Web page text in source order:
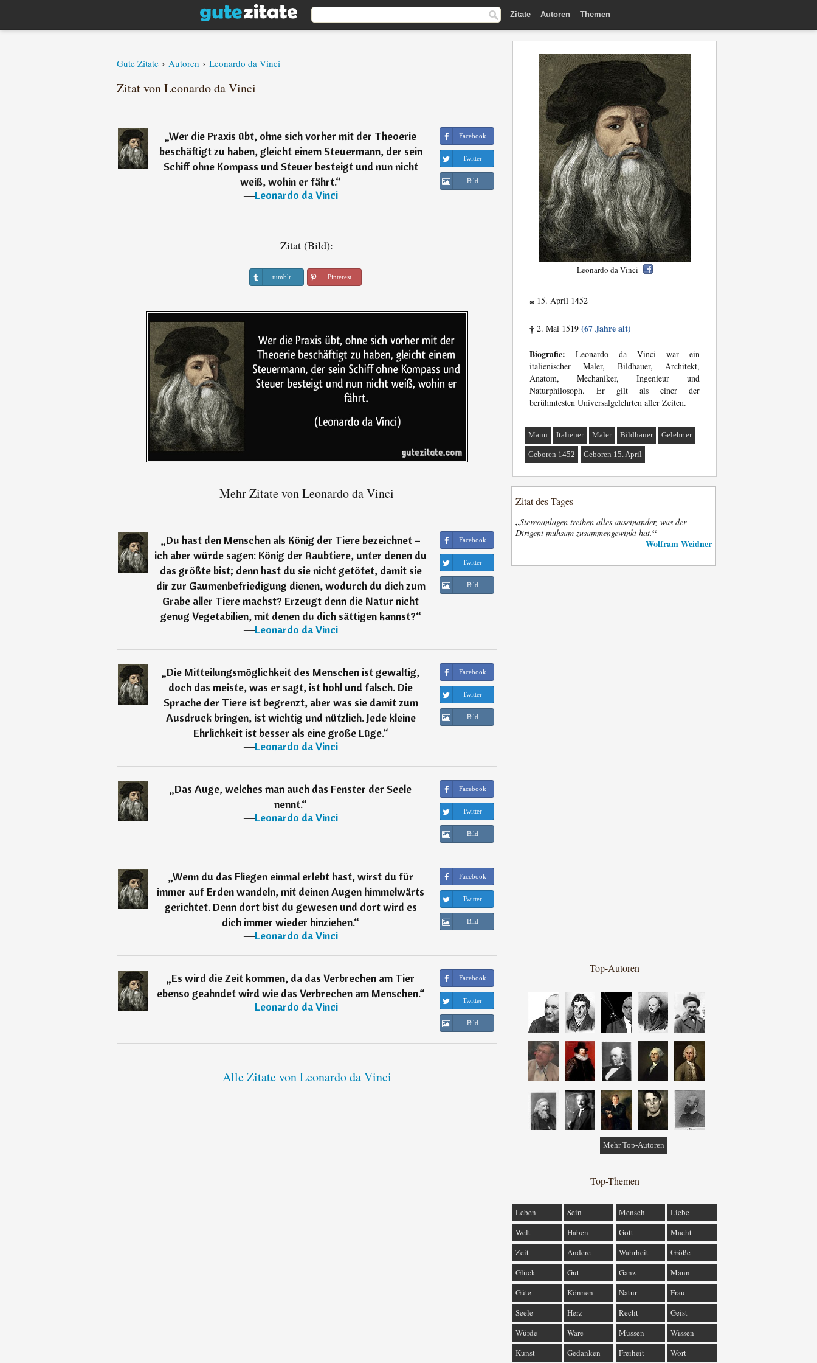
Zitate Autoren Themen
Gute Zitate › Autoren › Leonardo da Vinci
Zitat von Leonardo da Vinci
„Wer die Praxis übt, ohne sich vorher mit der Theoerie
beschäftigt zu haben, gleicht einem Steuermann, der sein
Schiff ohne Kompass und Steuer besteigt und nun nicht
weiß, wohin er fährt.“
―Leonardo da Vinci
Facebook
Twitter
Bild
Zitat (Bild):
tumblr Pinterest
Mehr Zitate von Leonardo da Vinci
„Du hast den Menschen als König der Tiere bezeichnet –
ich aber würde sagen: König der Raubtiere, unter denen du
das größte bist; denn hast du sie nicht getötet, damit sie
dir zur Gaumenbefriedigung dienen, wodurch du dich zum
Grabe aller Tiere machst? Erzeugt denn die Natur nicht
genug Vegetabilien, mit denen du dich sättigen kannst?“
―Leonardo da Vinci
Facebook
Twitter
Bild
„Die Mitteilungsmöglichkeit des Menschen ist gewaltig,
doch das meiste, was er sagt, ist hohl und falsch. Die
Sprache der Tiere ist begrenzt, aber was sie damit zum
Ausdruck bringen, ist wichtig und nützlich. Jede kleine
Ehrlichkeit ist besser als eine große Lüge.“
―Leonardo da Vinci
Facebook
Twitter
Bild
„Das Auge, welches man auch das Fenster der Seele
nennt.“
―Leonardo da Vinci
Facebook
Twitter
Bild
„Wenn du das Fliegen einmal erlebt hast, wirst du für
immer auf Erden wandeln, mit deinen Augen himmelwärts
gerichtet. Denn dort bist du gewesen und dort wird es
dich immer wieder hinziehen.“
―Leonardo da Vinci
Facebook
Twitter
Bild
„Es wird die Zeit kommen, da das Verbrechen am Tier
ebenso geahndet wird wie das Verbrechen am Menschen.“
―Leonardo da Vinci
Facebook
Twitter
Bild
Alle Zitate von Leonardo da Vinci
Leonardo da Vinci
* 15. April 1452
† 2. Mai 1519 (67 Jahre alt)
Biografie: Leonardo da Vinci war ein
italienischer Maler, Bildhauer, Architekt,
Anatom, Mechaniker, Ingenieur und
Naturphilosoph. Er gilt als einer der
berühmtesten Universalgelehrten aller Zeiten.
Mann Italiener Maler Bildhauer Gelehrter
Geboren 1452 Geboren 15. April
Zitat des Tages
„Stereoanlagen treiben alles auseinander, was der
Dirigent mühsam zusammengewinkt hat.“
— Wolfram Weidner
Top-Autoren
Mehr Top-Autoren
Top-Themen
Leben Sein Mensch
Liebe
Welt
Haben Gott
Macht
Zeit
Andere Wahrheit
Größe
Glück
Gut Ganz
Mann
Güte
Können Natur
Frau
Seele
Herz Recht
Geist
Würde
Ware Müssen
Wissen
Kunst
Gedanken Freiheit Wort